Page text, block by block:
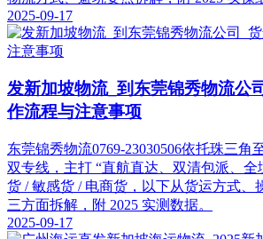
2025-09-17
发新加坡物流_到东莞锦秀物流公
作流程与注意事项
东莞锦秀物流0769-23030506依托珠三角
双专线，主打 “直航直达、双清包派、全
货 / 敏感货 / 电商货，以下从货运方式、
三方面拆解，附 2025 实测数据。
2025-09-17